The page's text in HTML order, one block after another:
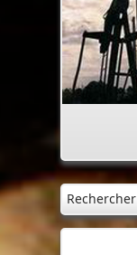
Rechercher